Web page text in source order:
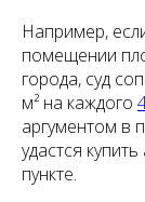
Например,
помещении
города, суд
м² на каждого
аргументом в
удастся
пункте.